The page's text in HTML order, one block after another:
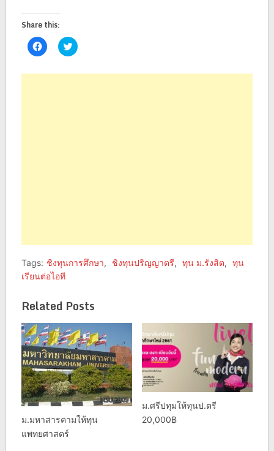
Share this:
Click
to
Facebook
Click
to
Twitter
Tags: ชิงทุนการศึกษา, ชิงทุนปริญญาตรี, ทุน ม.รังสิต, ทุน
เรียนต่อไอที
Related Posts
ม.มหาสารคามให้ทุน
แพทยศาสตร์
ม.ศรีปทุมให้ทุนป.ตรี
20,000฿